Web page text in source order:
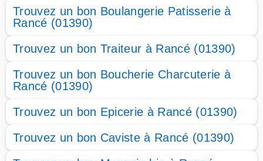
Trouvez un bon Boulangerie Patisserie à
Rancé (01390)
Trouvez un bon Traiteur à Rancé (01390)
Trouvez un bon Boucherie Charcuterie à
Rancé (01390)
Trouvez un bon Epicerie à Rancé (01390)
Trouvez un bon Caviste à Rancé (01390)